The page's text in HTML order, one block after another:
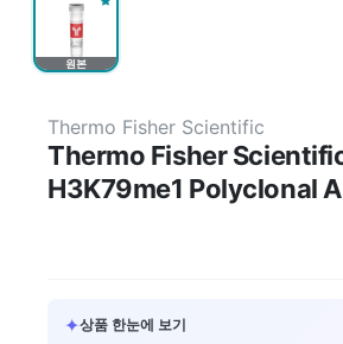
원본
Thermo Fisher Scientific
Thermo Fisher
H3K79me1 Polyclonal
✦상품 한눈에 보기